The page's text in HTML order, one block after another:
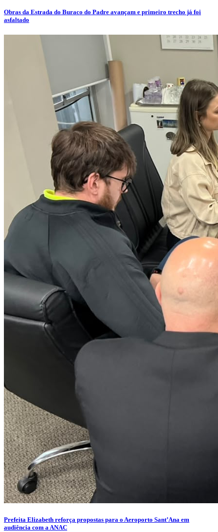
Obras da Estrada do Buraco do Padre avançam e primeiro trecho já foi
asfaltado
Prefeita Elizabeth reforça propostas para o Aeroporto Sant’Ana em
audiência com a ANAC